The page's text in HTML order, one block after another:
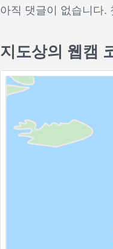
아직 댓글이 없습니다.
지도상의 웹캠